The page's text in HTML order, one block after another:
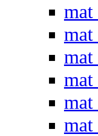
mat
mat
mat
mat